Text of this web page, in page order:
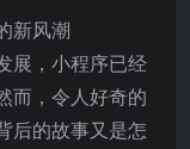
新风潮
展，小程序已经
而，令人好奇的
后的故事又是怎